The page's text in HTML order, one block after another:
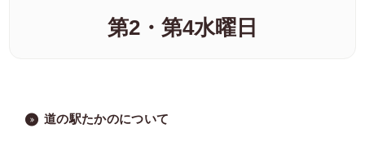
第2・第4水曜日
道の駅たかのについて